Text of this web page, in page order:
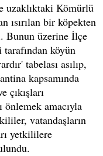
uzaklıktaki Kömürlü
ısırılan bir köpekten
Bunun üzerine İlçe
köyün
tabelası asılıp,
kapsamında
çıkışları
önlemek amacıyla
vatandaşların
yetkililere